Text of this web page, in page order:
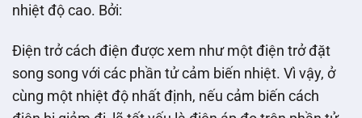
nhiệt độ cao. Bởi:
Điện trở cách điện được xem như một điện trở đặt
song song với các phần tử cảm biến nhiệt. Vì vậy, ở
cùng một nhiệt độ nhất định, nếu cảm biến cách